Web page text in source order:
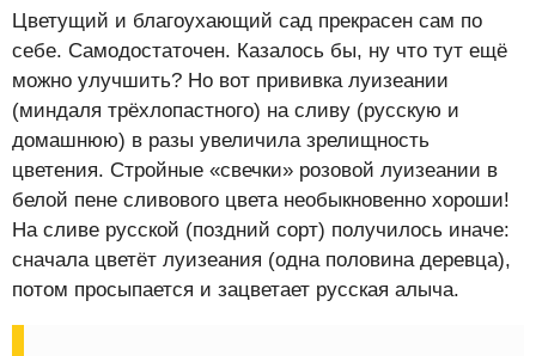
Цветущий и благоухающий сад прекрасен сам по
себе. Самодостаточен. Казалось бы, ну что тут ещё
можно улучшить? Но вот прививка луизеании
(миндаля трёхлопастного) на сливу (русскую и
домашнюю) в разы увеличила зрелищность
цветения. Стройные «свечки» розовой луизеании в
белой пене сливового цвета необыкновенно хороши!
На сливе русской (поздний сорт) получилось иначе:
сначала цветёт луизеания (одна половина деревца),
потом просыпается и зацветает русская алыча.